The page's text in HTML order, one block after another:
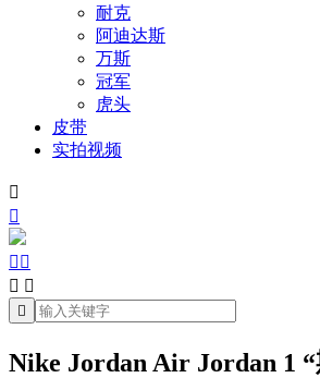
耐克
阿迪达斯
万斯
冠军
虎头
皮带
实拍视频


 
 

Nike Jordan Air Jordan 1